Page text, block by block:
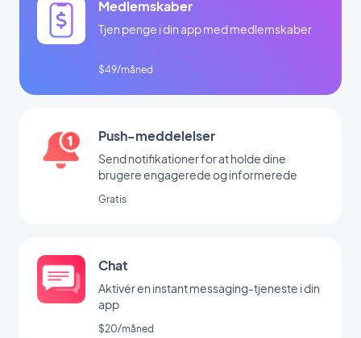
Medlemskaber
Tjen penge i din app med medlemskaber
$49/måned
Push-meddelelser
Send notifikationer for at holde dine
brugere engagerede og informerede
Gratis
Chat
Aktivér en instant messaging-tjeneste i din
app
$20/måned